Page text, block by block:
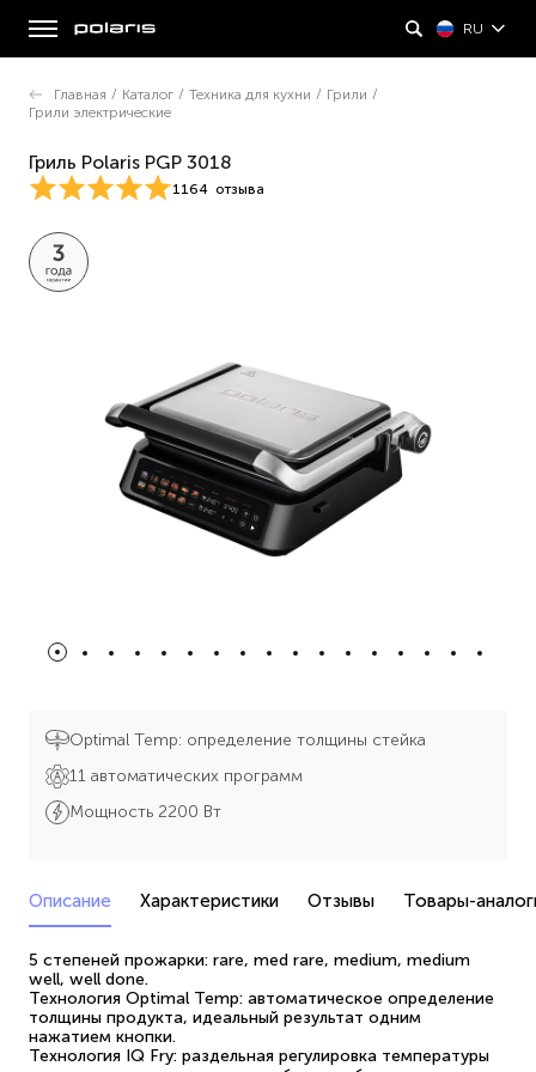
RU
Главная / Каталог / Техника для кухни / Грили /
Грили электрические
Гриль Polaris PGP 3018
1164 отзыва
Optimal Temp: определение толщины стейка
11 автоматических программ
Мощность 2200 Вт
Описание Характеристики Отзывы Товары-
5 степеней прожарки: rare, med rare, medium, medium
well, well done.
Технология Optimal Temp: автоматическое определение
толщины продукта, идеальный результат одним
нажатием кнопки.
Технология IQ Fry: раздельная регулировка температуры